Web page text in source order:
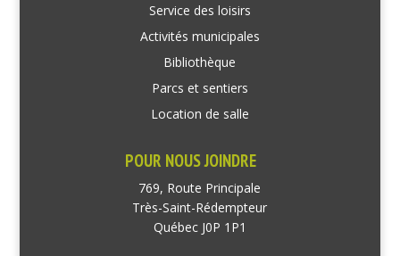
Service des loisirs
Activités municipales
Bibliothèque
Parcs et sentiers
Location de salle
POUR NOUS JOINDRE
769, Route Principale
Très-Saint-Rédempteur
Québec J0P 1P1